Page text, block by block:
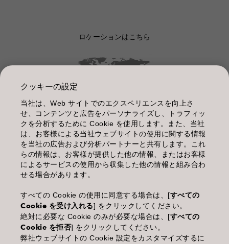
ロケーションはこちら
管理情報
利用規約
個人情報保護指針
化粧品等の使用上の注意
(土・日・休日を除く 9:00-12:00 / 13:00-17:00)
※年末年始休業；12/30~1/4
クッキーの設定
当社は、Web サイトでのエクスペリエンスを向上さ
せ、コンテンツと広告をパーソナライズし、トラフィッ
クを分析するために Cookie を使用します。また、当社
は、お客様による当社ウェブサイトの使用に関する情報
を当社の広告および分析パートナーと共有します。これ
らの情報は、お客様が提供した他の情報、またはお客様
によるサービスの使用から収集した他の情報と組み合わ
せる場合があります。
すべての Cookie の使用に同意する場合は、[すべての
Cookie を受け入れる] をクリックしてください。
絶対に必要な Cookie のみが必要な場合は、[すべての
Cookie を拒否] をクリックしてください。
弊社ウェブサイトの Cookie 設定をカスタマイズするに